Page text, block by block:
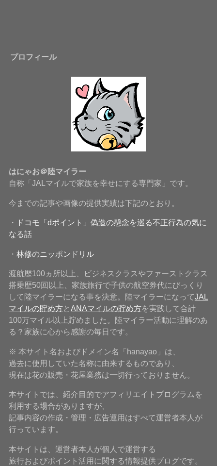
プロフィール
はにゃお＠陸マイラー
自称「JALマイルで家族を幸せにする専門家」です。
今までの記事や画像の提供実績は下記のとおり。
・
ドコモ「dポイント」偽造の懸念を巡る不正行為の気に
なる話
・ 林修のニッポンドリル
渡航歴100ヵ所以上、ビジネスクラスやファーストクラス
搭乗歴50回以上、家族旅行で子供の航空券代にびっくり
して陸マイラーになる事を決意。陸マイラーになってJAL
マイルの貯め方と ANAマイルの貯め方を実践して合計
100万マイル以上貯めました。陸マイラー活動に理解のあ
る？家族に心から感謝の毎日です。
※ 本サイト名およびドメイン名「hanayao」は、
過去に使用していた名称に由来するものであり、
現在は花の販売・花屋業務は一切行っておりません。
本サイトでは、紹介目的でアフィリエイトプログラムを
利用する場合がありますが、
記事内容の作成・管理・広告運用はすべて運営者本人が
行っています。
本サイトは、運営者本人が個人で運営する
旅行およびポイント活用に関する情報提供ブログです。